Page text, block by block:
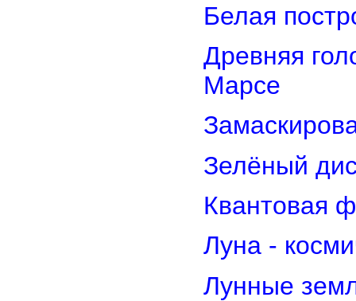
Белая
Древняя
Марсе
Зелёный
Квантовая
Луна -
Лунные